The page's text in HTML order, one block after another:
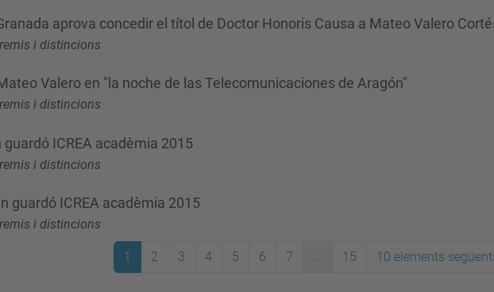
aprova concedir el títol de Doctor Honoris Causa a Mateo Valero
i distincions
Valero en "la noche de las Telecomunicaciones de Aragón"
i distincions
ICREA acadèmia 2015
i distincions
guardó ICREA acadèmia 2015
i distincions
1 2 3 4 5 6 7 ... 15 10 elements